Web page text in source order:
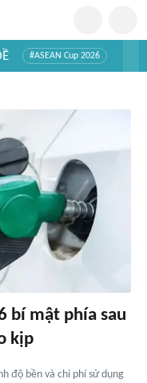
#ASEAN Cup 2026
bí mật phía sau
kịp
độ bền và chi phí sử dụng